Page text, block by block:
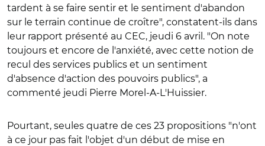
tardent à se faire sentir et le sentiment d'abandon
sur le terrain continue de croître", constatent-ils dans
leur rapport présenté au CEC, jeudi 6 avril. "On note
toujours et encore de l'anxiété, avec cette notion de
recul des services publics et un sentiment
d'absence d'action des pouvoirs publics", a
commenté jeudi Pierre Morel-A-L'Huissier.
Pourtant, seules quatre de ces 23 propositions "n'ont
à ce jour pas fait l'objet d'un début de mise en